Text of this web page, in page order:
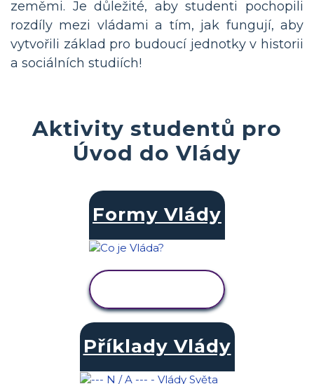
zeměmi. Je důležité, aby studenti pochopili
rozdíly mezi vládami a tím, jak fungují, aby
vytvořili základ pro budoucí jednotky v historii
a sociálních studiích!
Aktivity studentů pro
Úvod do Vlády
Formy Vlády
Příklady Vlády